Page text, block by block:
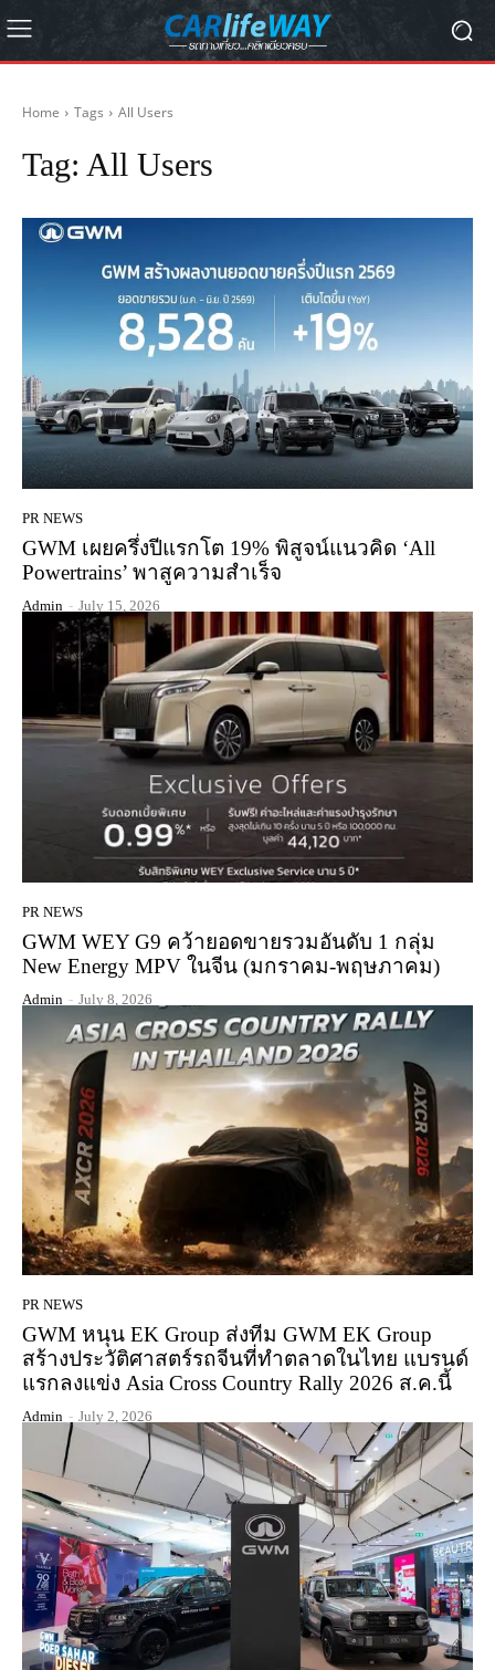
Home Tags All Users
Tag: All Users
PR NEWS
GWM เผยครึ่งปีแรกโต 19% พิสูจน์แนวคิด ‘All
Powertrains’ พาสูความสำเร็จ
Admin - July 15, 2026
PR NEWS
GWM WEY G9 คว้ายอดขายรวมอันดับ 1 กลุ่ม
New Energy MPV ในจีน (มกราคม-พฤษภาคม)
Admin - July 8, 2026
PR NEWS
GWM หนุน EK Group ส่งทีม GWM EK Group
สร้างประวัติศาสตร์รถจีนที่ทำตลาดในไทย แบรนด์
แรกลงแข่ง Asia Cross Country Rally 2026 ส.ค.นี้
Admin - July 2, 2026